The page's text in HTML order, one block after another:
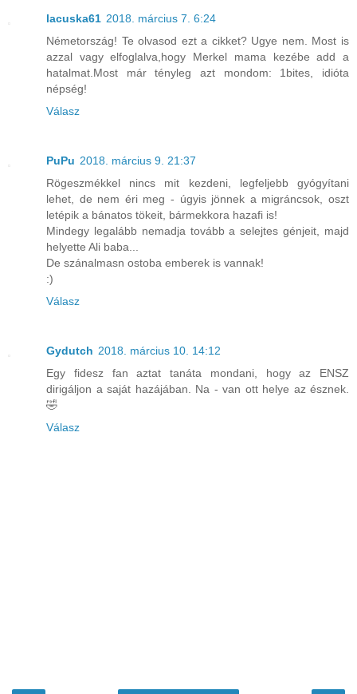
lacuska61 2018. március 7. 6:24
Németország! Te olvasod ezt a cikket? Ugye nem. Most is
azzal vagy elfoglalva,hogy Merkel mama kezébe add a
hatalmat.Most már tényleg azt mondom: 1bites, idióta
népség!
Válasz
PuPu 2018. március 9. 21:37
Rögeszmékkel nincs mit kezdeni, legfeljebb gyógyítani
lehet, de nem éri meg - úgyis jönnek a migráncsok, oszt
letépik a bánatos tökeit, bármekkora hazafi is!
Mindegy legalább nemadja tovább a selejtes génjeit, majd
helyette Ali baba...
De szánalmasn ostoba emberek is vannak!
:)
Válasz
Gydutch 2018. március 10. 14:12
Egy fidesz fan aztat tanáta mondani, hogy az ENSZ
dirigáljon a saját hazájában. Na - van ott helye az észnek.
🤣
Válasz